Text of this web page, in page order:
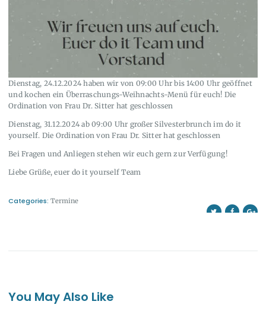
Dienstag, 24.12.2024 haben wir von 09:00 Uhr bis 14:00 Uhr geöffnet
und kochen ein Überraschungs-Weihnachts-Menü für euch! Die
Ordination von Frau Dr. Sitter hat geschlossen
Dienstag, 31.12.2024 ab 09:00 Uhr großer Silvesterbrunch im do it
yourself. Die Ordination von Frau Dr. Sitter hat geschlossen
Bei Fragen und Anliegen stehen wir euch gern zur Verfügung!
Liebe Grüße, euer do it yourself Team
Categories: Termine
You May Also Like